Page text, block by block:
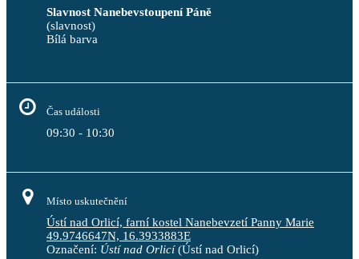
Slavnost Nanebevstoupení Páně
(slavnost)
Bílá barva
Čas události
09:30 - 10:30
Místo uskutečnění
Ústí nad Orlicí, farní kostel Nanebevzetí Panny Marie
49.9746647N, 16.3933883E
Označení: Ústí nad Orlicí(Ústí nad Orlicí)